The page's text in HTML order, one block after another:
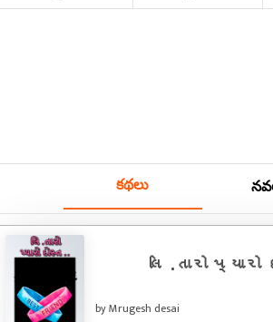
కథలు
લિ .તારો
by Mrugesh desai